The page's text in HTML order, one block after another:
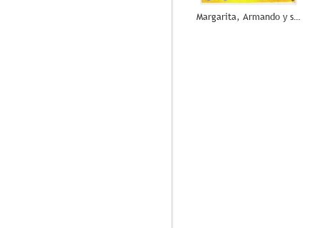
Margarita, Armando y su padre